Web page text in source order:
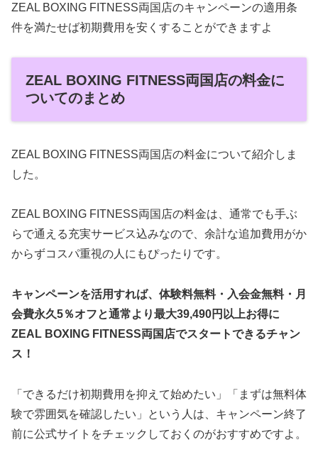
ZEAL BOXING FITNESS両国店のキャンペーンの適用条
件を満たせば初期費用を安くすることができますよ
ZEAL BOXING FITNESS両国店の料金に
ついてのまとめ
ZEAL BOXING FITNESS両国店の料金について紹介しま
した。
ZEAL BOXING FITNESS両国店の料金は、通常でも手ぶ
らで通える充実サービス込みなので、余計な追加費用がか
からずコスパ重視の人にもぴったりです。
キャンペーンを活用すれば、体験料無料・入会金無料・月
会費永久5％オフと通常より最大39,490円以上お得に
ZEAL BOXING FITNESS両国店でスタートできるチャン
ス！
「できるだけ初期費用を抑えて始めたい」「まずは無料体
験で雰囲気を確認したい」という人は、キャンペーン終了
前に公式サイトをチェックしておくのがおすすめですよ。